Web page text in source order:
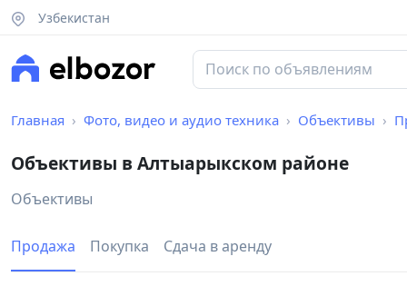
Узбекистан
Главная Фото, видео и аудио техника Объективы
Объективы в Алтыарыкском районе
Объективы
Продажа Покупка Сдача в аренду